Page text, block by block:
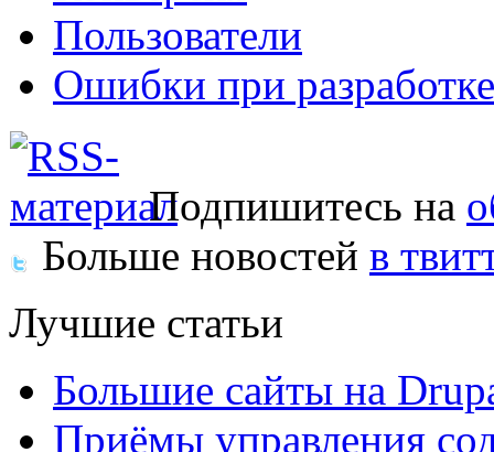
Пользователи
Ошибки при
Подпишитесь на
Больше новостей в
Лучшие статьи
Большие сайты на
Приёмы управления